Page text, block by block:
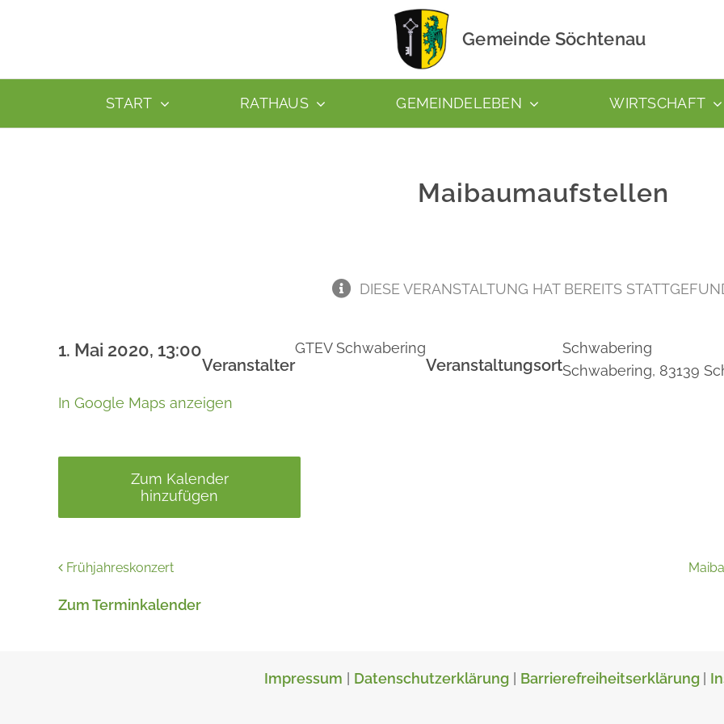
Gemeinde Söchtenau
START RATHAUS GEMEINDELEBEN WIRTSCHAFT
Maibaumaufstellen
DIESE VERANSTALTUNG HAT BEREITS
1. Mai 2020, 13:00
Veranstalter
GTEV Schwabering
Veranstaltungsort
Schwabering
Schwabering, 83139
In Google Maps anzeigen
Zum Kalender
hinzufügen
Frühjahreskonzert
Zum Terminkalender
Impressum Datenschutzerklärung| Barrierefreiheitserklärung